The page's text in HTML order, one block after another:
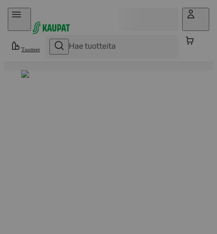
Hyppää sisältöön
Tuotteet